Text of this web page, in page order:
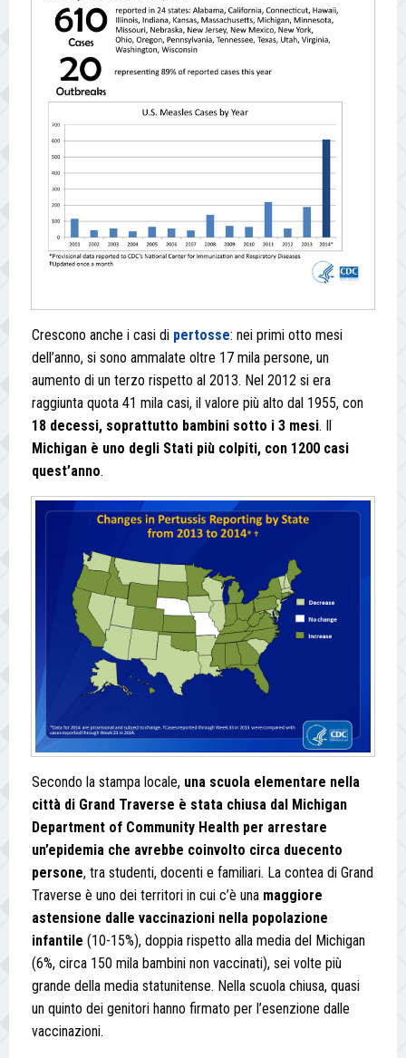
Crescono anche i casi di pertosse: nei primi otto mesi
dell’anno, si sono ammalate oltre 17 mila persone, un
aumento di un terzo rispetto al 2013. Nel 2012 si era
raggiunta quota 41 mila casi, il valore più alto dal 1955, con
18 decessi, soprattutto bambini sotto i 3 mesi. Il
Michigan è uno degli Stati più colpiti, con 1200 casi
quest’anno.
Secondo la stampa locale, una scuola elementare nella
città di Grand Traverse è stata chiusa dal Michigan
Department of Community Health per arrestare
un’epidemia che avrebbe coinvolto circa duecento
persone, tra studenti, docenti e familiari. La contea di Grand
Traverse è uno dei territori in cui c’è una maggiore
astensione dalle vaccinazioni nella popolazione
infantile (10-15%), doppia rispetto alla media del Michigan
(6%, circa 150 mila bambini non vaccinati), sei volte più
grande della media statunitense. Nella scuola chiusa, quasi
un quinto dei genitori hanno firmato per l’esenzione dalle
vaccinazioni.